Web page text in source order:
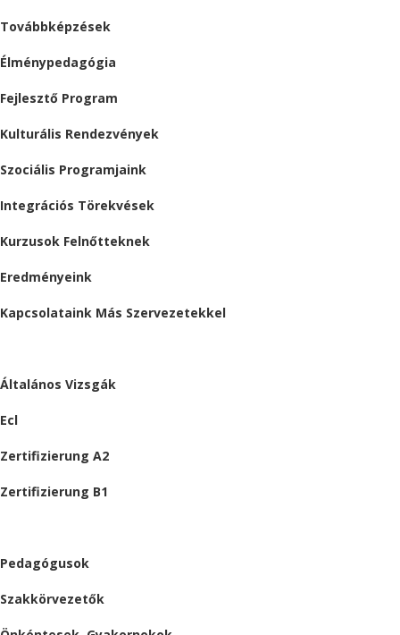
Továbbképzések
Élménypedagógia
Fejlesztő Program
Kulturális Rendezvények
Szociális Programjaink
Integrációs Törekvések
Kurzusok Felnőtteknek
Eredményeink
Kapcsolataink Más Szervezetekkel
Általános Vizsgák
Ecl
Zertifizierung A2
Zertifizierung B1
Pedagógusok
Szakkörvezetők